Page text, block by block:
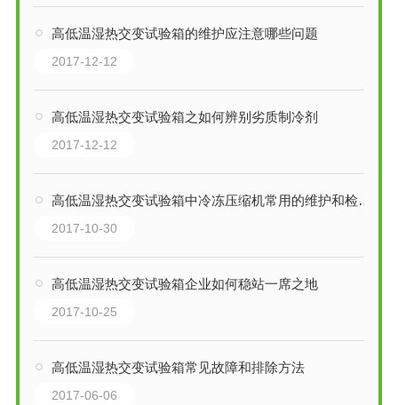
高低温湿热交变试验箱的维护应注意哪些问题
2017-12-12
高低温湿热交变试验箱之如何辨别劣质制冷剂
2017-12-12
高低温湿热交变试验箱中冷冻压缩机常用的维护和检修方法
2017-10-30
高低温湿热交变试验箱企业如何稳站一席之地
2017-10-25
高低温湿热交变试验箱常见故障和排除方法
2017-06-06